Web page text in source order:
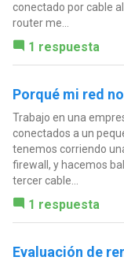
conectado por cable
router me...
1 respuesta
Porqué mi red
Trabajo en una
conectados a un
tenemos corriendo
firewall, y hacemos
tercer cable...
1 respuesta
Evaluación de